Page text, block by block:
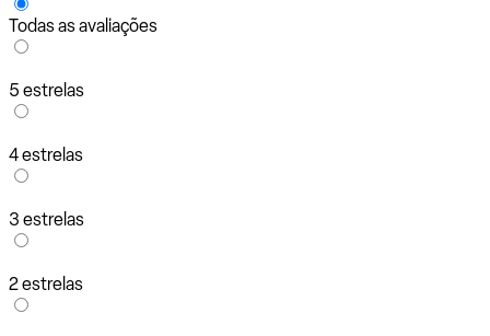
Todas as avaliações
5 estrelas
4 estrelas
3 estrelas
2 estrelas